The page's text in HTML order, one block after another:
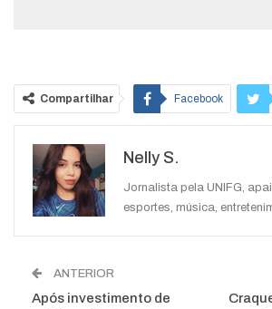
Compartilhar Facebook
WhatsApp
Nelly S.
Jornalista pela UNIFG,
esportes, música,
ANTERIOR
Após investimento de